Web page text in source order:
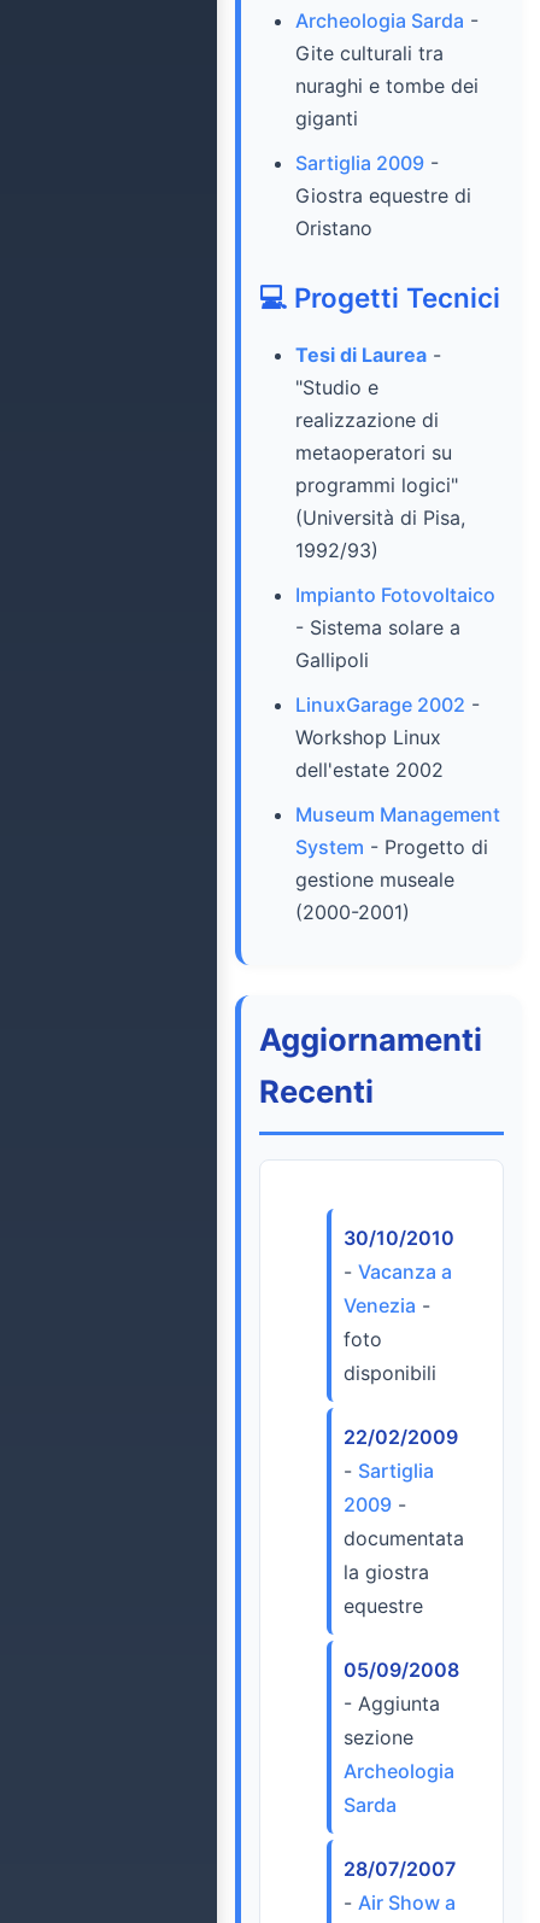
Archeologia Sarda -
Gite culturali tra
nuraghi e tombe dei
giganti
Sartiglia 2009 -
Giostra equestre di
Oristano
💻 Progetti Tecnici
Tesi di Laurea -
"Studio e
realizzazione di
metaoperatori su
programmi logici"
(Università di Pisa,
1992/93)
Impianto Fotovoltaico
- Sistema solare a
Gallipoli
LinuxGarage 2002 -
Workshop Linux
dell'estate 2002
Museum Management
System - Progetto di
gestione museale
(2000-2001)
Aggiornamenti
Recenti
30/10/2010
- Vacanza a
Venezia -
foto
disponibili
22/02/2009
- Sartiglia
2009 -
documentata
la giostra
equestre
05/09/2008
- Aggiunta
sezione
Archeologia
Sarda
28/07/2007
- Air Show a